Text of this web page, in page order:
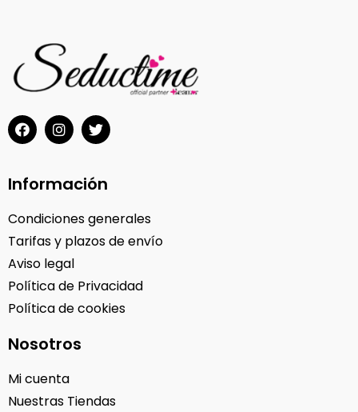
Información
Condiciones generales
Tarifas y plazos de envío
Aviso legal
Política de Privacidad
Política de cookies
Nosotros
Mi cuenta
Nuestras Tiendas